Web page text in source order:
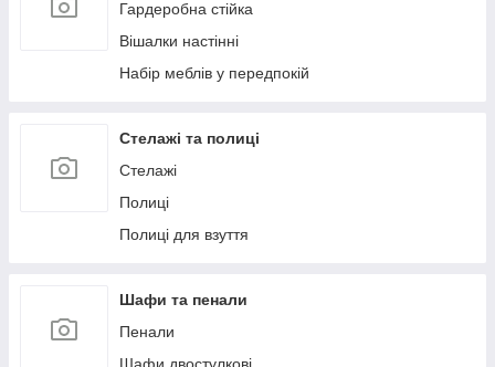
Гардеробна стійка
Вішалки настінні
Набір меблів у передпокій
Стелажі та полиці
Стелажі
Полиці
Полиці для взуття
Шафи та пенали
Пенали